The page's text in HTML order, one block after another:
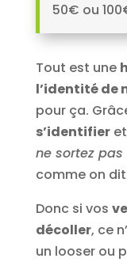
50€ ou
Tout est une
l’identité de
pour ça.
s’identifieret
ne sortez
comme on
Donc si vos
décoller, ce
un looser ou